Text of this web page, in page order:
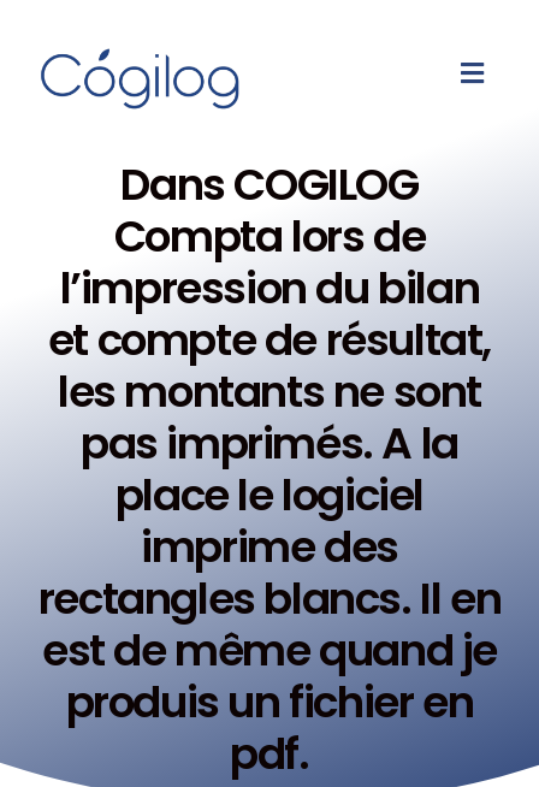
Dans COGILOG
Compta lors de
l’impression du bilan
et compte de résultat,
les montants ne sont
pas imprimés. A la
place le logiciel
imprime des
rectangles blancs. Il en
est de même quand je
produis un fichier en
pdf.